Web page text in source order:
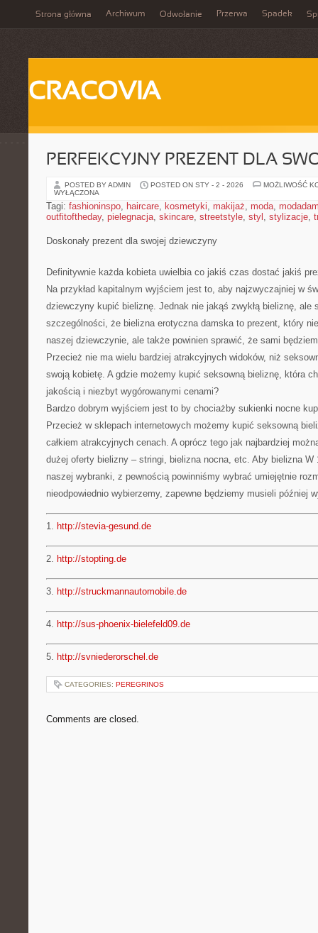
Strona główna Archiwum Odwołanie Przerwa Spadek
CRACOVIA
PERFEKCYJNY PREZENT DLA
POSTED BY ADMIN POSTED ON STY - 2 - 2026
MOŻLIWOŚĆ
WYŁĄCZONA
Tagi: fashioninspo, haircare, kosmetyki, makijaż, moda,
outfitoftheday, pielegnacja, skincare, streetstyle, styl , stylizacje,
Doskonały prezent dla swojej dziewczyny
Definitywnie każda kobieta uwielbia co jakiś czas dostać jakiś
Na przykład kapitalnym wyjściem jest to, aby najzwyczajniej w
dziewczyny kupić bieliznę. Jednak nie jakąś zwykłą bieliznę, ale
szczególności, że bielizna erotyczna damska to prezent, który
naszej dziewczynie, ale także powinien sprawić, że sami
Przecież nie ma wielu bardziej atrakcyjnych widoków, niż
swoją kobietę. A gdzie możemy kupić seksowną bieliznę, która
jakością i niezbyt wygórowanymi cenami?
Bardzo dobrym wyjściem jest to by chociażby sukienki nocne
Przecież w sklepach internetowych możemy kupić seksowną
całkiem atrakcyjnych cenach. A oprócz tego jak najbardziej
dużej oferty bielizny – stringi, bielizna nocna, etc. Aby bielizna W
naszej wybranki, z pewnością powinniśmy wybrać umiejętnie
nieodpowiednio wybierzemy, zapewne będziemy musieli później
1. http://stevia-gesund.de
2. http://stopting.de
3. http://struckmannautomobile.de
4. http://sus-phoenix-bielefeld09.de
5. http://svniederorschel.de
CATEGORIES: PEREGRINOS
Comments are closed.